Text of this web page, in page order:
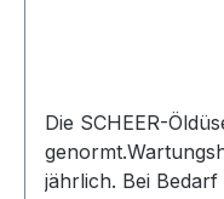
Die SCHEER-
jährlich. Bei Bedarf